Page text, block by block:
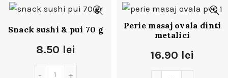
Snack sushi & pui 70 g
8.50 lei
Perie masaj ovala dinti
metalici
16.90 lei